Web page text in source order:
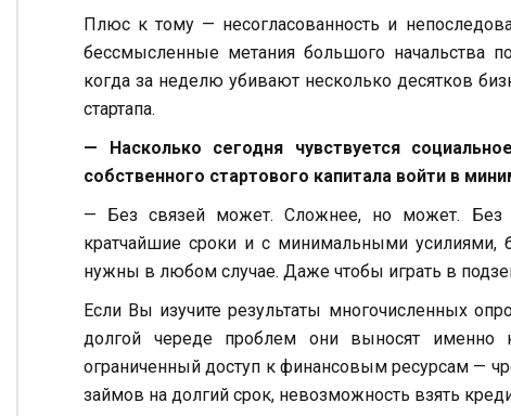
Плюс к тому — несогласованность и
бессмысленные метания большого начальства
когда за неделю убивают несколько десятков
стартапа.
— Насколько сегодня чувствуется
собственного стартового капитала войти в
— Без связей может. Сложнее, но может. Без
кратчайшие сроки и с минимальными усилиями,
нужны в любом случае. Даже чтобы играть в
Если Вы изучите результаты многочисленных
долгой череде проблем они выносят
ограниченный доступ к финансовым ресурсам —
займов на долгий срок, невозможность взять